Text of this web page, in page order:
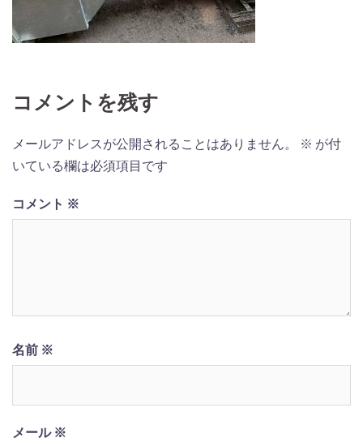
コメントを残す
メールアドレスが公開されることはありません。 ※ が付
いている欄は必須項目です
コメント ※
名前 ※
メール ※